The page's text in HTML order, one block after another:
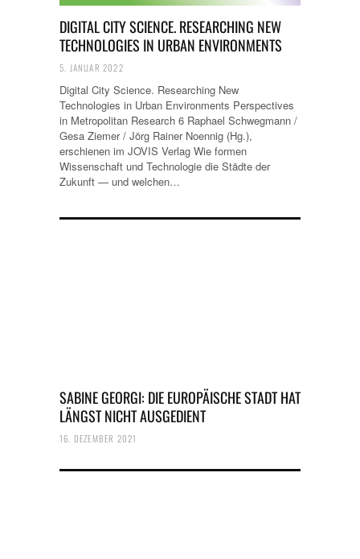
DIGITAL CITY SCIENCE. RESEARCHING NEW
TECHNOLOGIES IN URBAN ENVIRONMENTS
5. JANUAR 2022
Digital City Science. Researching New
Technologies in Urban Environments Perspectives
in Metropolitan Research 6 Raphael Schwegmann /
Gesa Ziemer / Jörg Rainer Noennig (Hg.),
erschienen im JOVIS Verlag Wie formen
Wissenschaft und Technologie die Städte der
Zukunft — und welchen…
SABINE GEORGI: DIE EUROPÄISCHE STADT HAT
LÄNGST NICHT AUSGEDIENT
16. DEZEMBER 2021